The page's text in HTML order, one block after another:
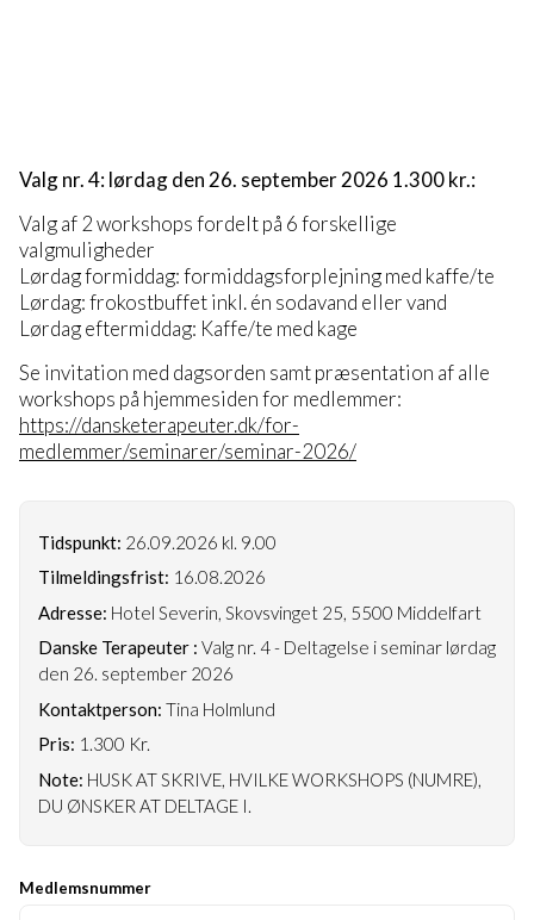
Valg nr. 4: lørdag den 26. september 2026 1.300 kr.:
Valg af 2 workshops fordelt på 6 forskellige
valgmuligheder
Lørdag formiddag: formiddagsforplejning med kaffe/te
Lørdag: frokostbuffet inkl. én sodavand eller vand
Lørdag eftermiddag: Kaffe/te med kage
Se invitation med dagsorden samt præsentation af alle
workshops på hjemmesiden for medlemmer:
https://dansketerapeuter.dk/for-
medlemmer/seminarer/seminar-2026/
Tidspunkt: 26.09.2026 kl. 9.00
Tilmeldingsfrist: 16.08.2026
Adresse: Hotel Severin, Skovsvinget 25, 5500 Middelfart
Danske Terapeuter : Valg nr. 4 - Deltagelse i seminar lørdag
den 26. september 2026
Kontaktperson: Tina Holmlund
Pris: 1.300 Kr.
Note: HUSK AT SKRIVE, HVILKE WORKSHOPS (NUMRE),
DU ØNSKER AT DELTAGE I.
Medlemsnummer